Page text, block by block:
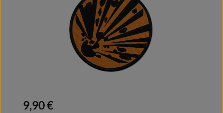
Regulärer Preis:
9,90 €